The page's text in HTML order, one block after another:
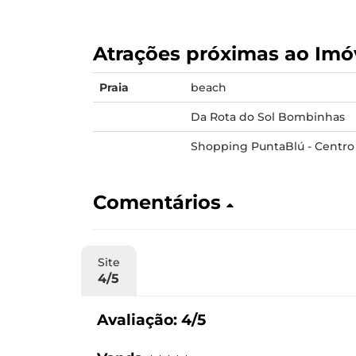
Atrações próximas ao
Praia beach
Da Rota do Sol Bombinhas
Shopping PuntaBlú - Centro
Comentários
Site
4/5
Avaliação: 4/5